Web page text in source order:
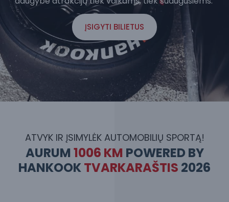
ĮSIGYTI BILIETUS
ATVYK IR ĮSIMYLĖK AUTOMOBILIŲ SPORTĄ!
AURUM 1006 KM POWERED BY
HANKOOKTVARKARAŠTIS 2026